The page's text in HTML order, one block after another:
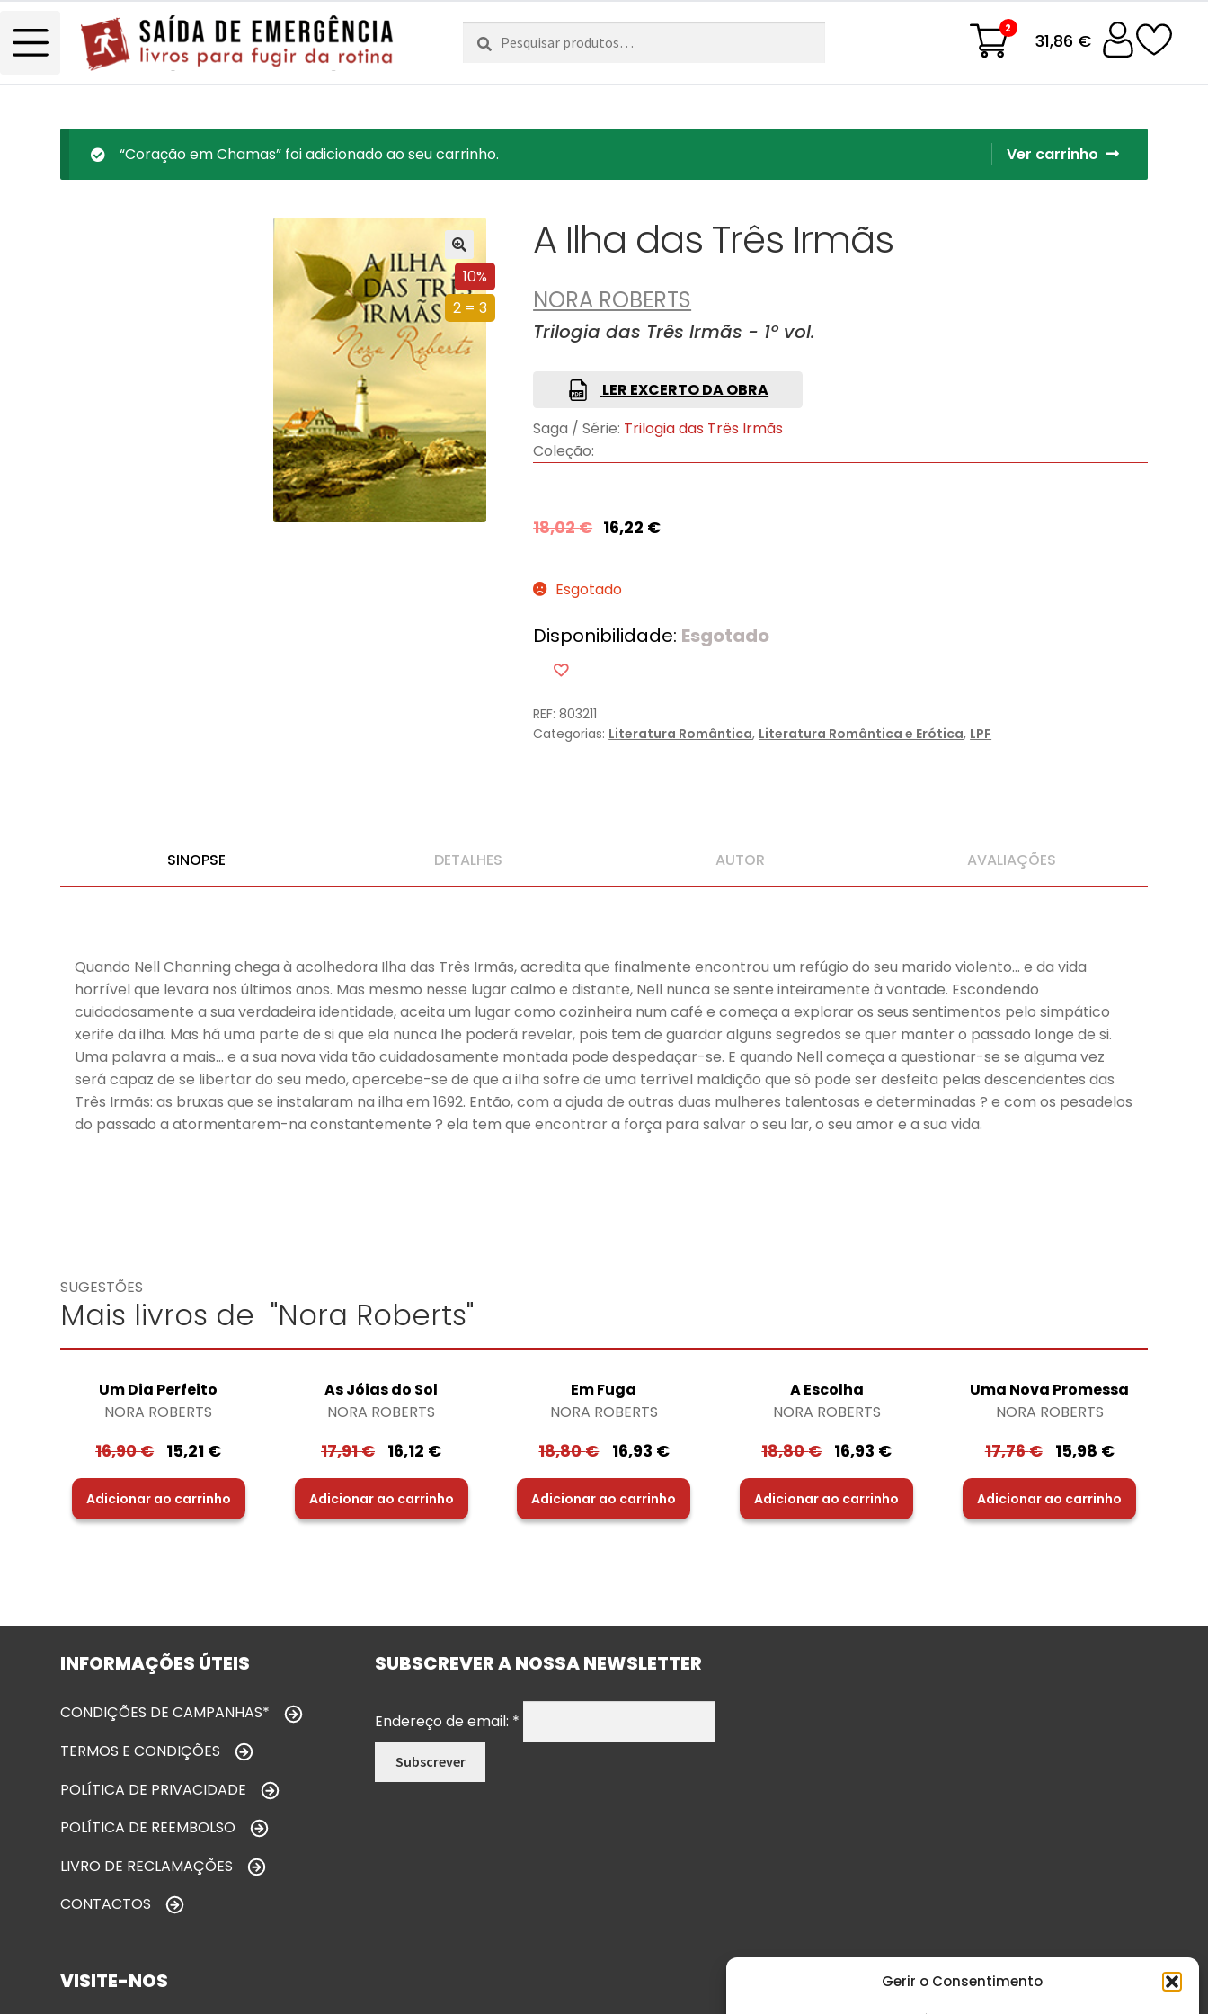
Gerir o Consentimento
Pesquisar
por:
Pesquisa 2
31,86 €
Ver carrinho
“Coração em Chamas” foi adicionado ao seu carrinho.
10%
2 = 3
A Ilha das Três Irmãs
NORA ROBERTS
Trilogia das Três Irmãs - 1º vol.
LER EXCERTO DA OBRA
Saga / Série: Trilogia das Três Irmãs
Coleção:
18,02€ 16,22 €
Esgotado
Disponibilidade: Esgotado
REF:803211
Categorias: Literatura Romântica, Literatura Romântica e Erótica, LPF
SINOPSE DETALHES AUTOR AVALIAÇÕES
Quando Nell Channing chega à acolhedora Ilha das Três Irmãs, acredita que finalmente encontrou um refúgio do seu marido violento… e da vida
horrível que levara nos últimos anos. Mas mesmo nesse lugar calmo e distante, Nell nunca se sente inteiramente à vontade. Escondendo
cuidadosamente a sua verdadeira identidade, aceita um lugar como cozinheira num café e começa a explorar os seus sentimentos pelo simpático
xerife da ilha. Mas há uma parte de si que ela nunca lhe poderá revelar, pois tem de guardar alguns segredos se quer manter o passado longe de si.
Uma palavra a mais… e a sua nova vida tão cuidadosamente montada pode despedaçar-se. E quando Nell começa a questionar-se se alguma vez
será capaz de se libertar do seu medo, apercebe-se de que a ilha sofre de uma terrível maldição que só pode ser desfeita pelas descendentes das
Três Irmãs: as bruxas que se instalaram na ilha em 1692. Então, com a ajuda de outras duas mulheres talentosas e determinadas ? e com os pesadelos
do passado a atormentarem-na constantemente ? ela tem que encontrar a força para salvar o seu lar, o seu amor e a sua vida.
SUGESTÕES
Mais livros de "Nora Roberts"
Um Dia Perfeito
NORA ROBERTS
16,90€ 15,21 €
Adicionar ao carrinho
As Jóias do Sol
NORA ROBERTS
17,91€ 16,12 €
Adicionar ao carrinho
Em Fuga
NORA ROBERTS
18,80€ 16,93 €
Adicionar ao carrinho
A Escolha
NORA ROBERTS
18,80€ 16,93 €
Adicionar ao carrinho
Uma Nova Promessa
NORA ROBERTS
17,76€ 15,98 €
Adicionar ao carrinho
INFORMAÇÕES ÚTEIS
CONDIÇÕES DE CAMPANHAS*
TERMOS E CONDIÇÕES
POLÍTICA DE PRIVACIDADE
POLÍTICA DE REEMBOLSO
LIVRO DE RECLAMAÇÕES
CONTACTOS
SUBSCREVER A NOSSA NEWSLETTER
Endereço de email: *
VISITE-NOS